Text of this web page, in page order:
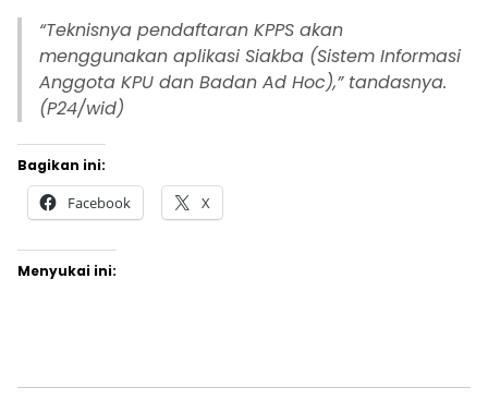
“Teknisnya pendaftaran KPPS akan
menggunakan aplikasi Siakba (Sistem Informasi
Anggota KPU dan Badan Ad Hoc),” tandasnya.
(P24/wid)
Bagikan ini:
Facebook X
Menyukai ini: